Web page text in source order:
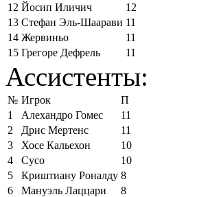
12 Йосип Иличич
12
13 Стефан Эль-Шаарави 11
14 Жервиньо
11
15 Грегоре Дефрель 11
Ассистенты:
№ Игрок
П
1
Алехандро Гомес
11
2
Дрис Мертенс
11
3
Хосе Кальехон
10
4
Сусо
10
5
Криштиану Роналду 8
6
Мануэль Лаццари
8